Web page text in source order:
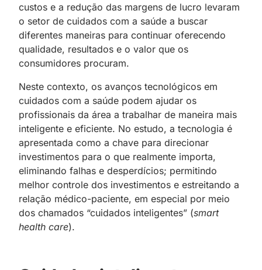
custos e a redução das margens de lucro levaram
o setor de cuidados com a saúde a buscar
diferentes maneiras para continuar oferecendo
qualidade, resultados e o valor que os
consumidores procuram.
Neste contexto, os avanços tecnológicos em
cuidados com a saúde podem ajudar os
profissionais da área a trabalhar de maneira mais
inteligente e eficiente. No estudo, a tecnologia é
apresentada como a chave para direcionar
investimentos para o que realmente importa,
eliminando falhas e desperdícios; permitindo
melhor controle dos investimentos e estreitando a
relação médico-paciente, em especial por meio
dos chamados “cuidados inteligentes” (smart
health care).